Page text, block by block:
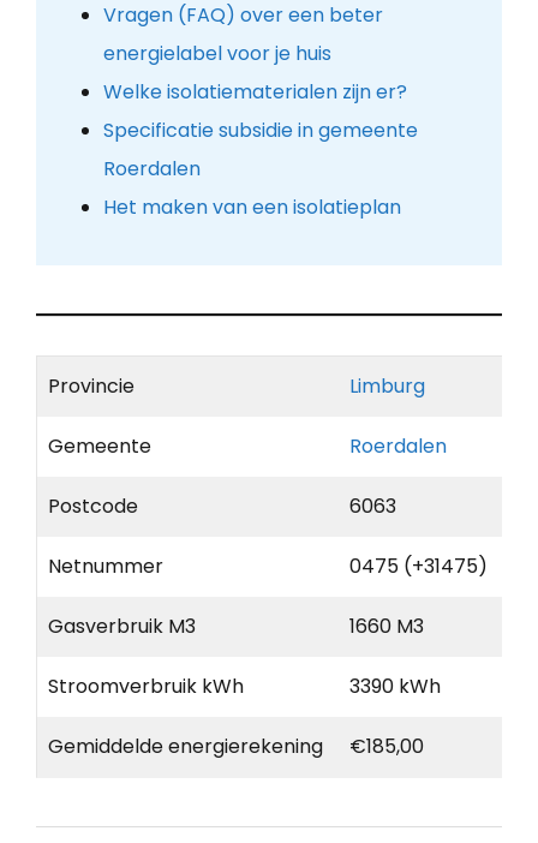
Vragen (FAQ) over een beter
energielabel voor je huis
Welke isolatiematerialen zijn er?
Specificatie subsidie in gemeente
Roerdalen
Het maken van een isolatieplan
Provincie Limburg
Gemeente Roerdalen
Postcode 6063
Netnummer 0475 (+31475)
Gasverbruik M3 1660 M3
Stroomverbruik kWh 3390 kWh
Gemiddelde energierekening €185,00